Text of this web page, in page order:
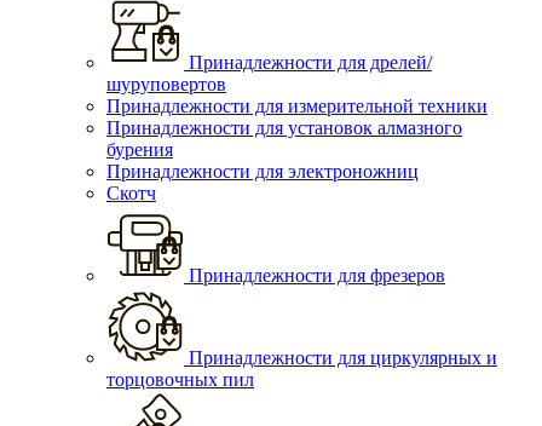
Принадлежности для дрелей/
шуруповертов
Принадлежности для измерительной техники
Принадлежности для установок алмазного
бурения
Принадлежности для электроножниц
Скотч
Принадлежности для фрезеров
Принадлежности для циркулярных и
торцовочных пил